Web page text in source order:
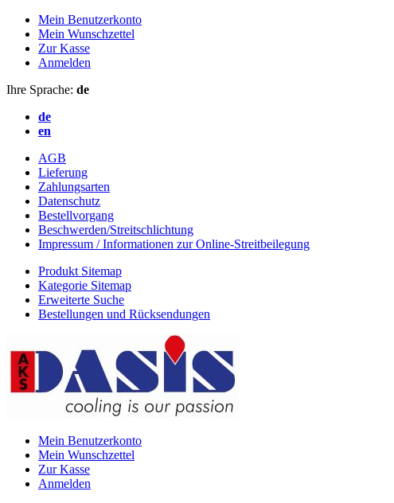
Mein Benutzerkonto
Mein Wunschzettel
Zur Kasse
Anmelden
Ihre Sprache: de
de
en
AGB
Lieferung
Zahlungsarten
Datenschutz
Bestellvorgang
Beschwerden/Streitschlichtung
Impressum / Informationen zur Online-Streitbeilegung
Produkt Sitemap
Kategorie Sitemap
Erweiterte Suche
Bestellungen und Rücksendungen
Mein Benutzerkonto
Mein Wunschzettel
Zur Kasse
Anmelden